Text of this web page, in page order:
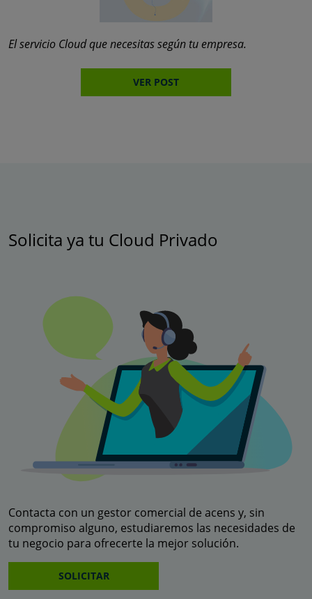
El servicio Cloud que necesitas según tu empresa.
VER POST
Solicita ya tu Cloud Privado
Contacta con un gestor comercial de acens y, sin
compromiso alguno, estudiaremos las necesidades de
tu negocio para ofrecerte la mejor solución.
SOLICITAR